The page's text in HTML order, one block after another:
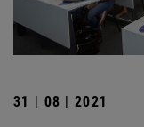
31 | 08 | 2021